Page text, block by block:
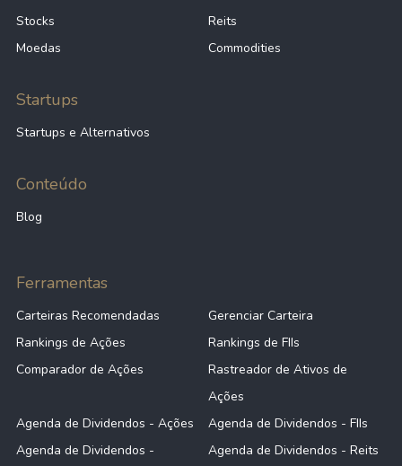
Stocks
Reits
Moedas
Commodities
Startups
Startups e Alternativos
Conteúdo
Blog
Ferramentas
Carteiras Recomendadas
Gerenciar Carteira
Rankings de Ações
Rankings de FIIs
Comparador de Ações
Rastreador de Ativos de
Ações
Agenda de Dividendos - Ações
Agenda de Dividendos - FIIs
Agenda de Dividendos -
Agenda de Dividendos - Reits